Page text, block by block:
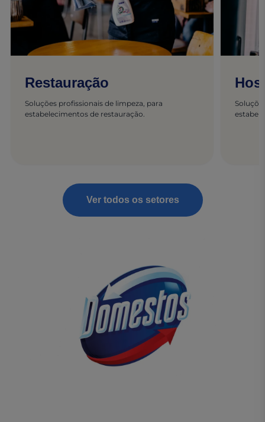
Restauração
Soluções profissionais de limpeza, para
estabelecimentos de restauração.
Ver todos os setores